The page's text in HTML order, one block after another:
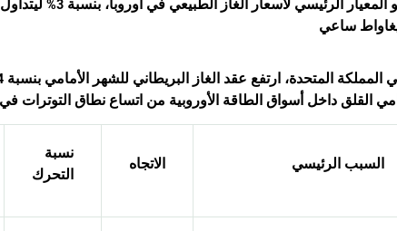
نسبة
التحرك
الاتجاه السبب الرئيسي